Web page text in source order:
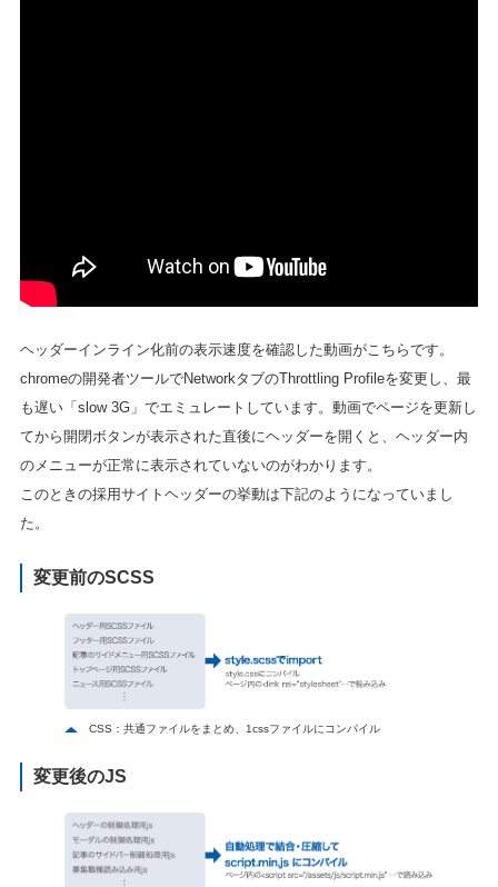
ヘッダーインライン化前の表示速度を確認した動画がこちらです。
chromeの開発者ツールでNetworkタブのThrottling Profileを変更し、最
も遅い「slow 3G」でエミュレートしています。動画でページを更新し
てから開閉ボタンが表示された直後にヘッダーを開くと、ヘッダー内
のメニューが正常に表示されていないのがわかります。
このときの採用サイトヘッダーの挙動は下記のようになっていまし
た。
変更前のSCSS
CSS：共通ファイルをまとめ、1cssファイルにコンパイル
変更後のJS